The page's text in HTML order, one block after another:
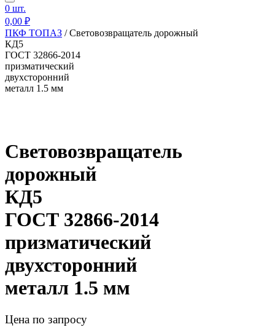
Дорожные знаки
Универсальный утяжелитель
0 шт.
0,00 ₽
ПКФ ТОПАЗ /Световозвращатель дорожный
КД5
ГОСТ 32866-2014
призматический
двухсторонний
металл 1.5 мм
Световозвращатель
дорожный
КД5
ГОСТ 32866-2014
призматический
двухсторонний
металл 1.5 мм
Цена по запросу